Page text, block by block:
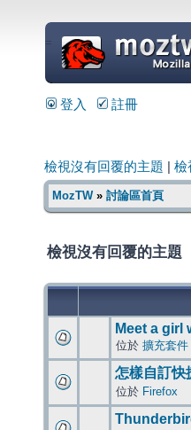
=
登入 註冊
檢視沒有回覆的主題 檢
MozTW» 討論區首頁
檢視沒有回覆的主題
Meet a girl
位於 擴充套
怎樣自訂快
位於 Firefox